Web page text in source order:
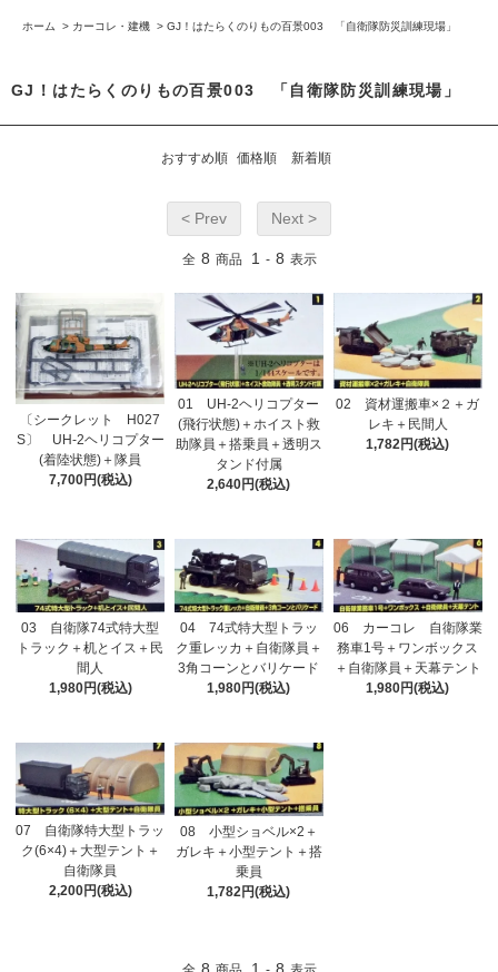
ホーム > カーコレ・建機 > GJ！はたらくのりもの百景003 「自衛隊防災訓練現場」
GJ！はたらくのりもの百景003 「自衛隊防災訓練現場」
おすすめ順 価格順 新着順
< Prev Next >
全 8 商品 1 - 8 表示
〔シークレット H027
S〕 UH-2ヘリコプター
(着陸状態)＋隊員
7,700円(税込)
01 UH-2ヘリコプター
(飛行状態)＋ホイスト救
助隊員＋搭乗員＋透明ス
タンド付属
2,640円(税込)
02 資材運搬車×２＋ガ
レキ＋民間人
1,782円(税込)
03 自衛隊74式特大型
トラック＋机とイス＋民
間人
1,980円(税込)
04 74式特大型トラッ
ク重レッカ＋自衛隊員＋
3角コーンとバリケード
1,980円(税込)
06 カーコレ 自衛隊業
務車1号＋ワンボックス
＋自衛隊員＋天幕テント
1,980円(税込)
07 自衛隊特大型トラッ
ク(6×4)＋大型テント＋
自衛隊員
2,200円(税込)
08 小型ショベル×2＋
ガレキ＋小型テント＋搭
乗員
1,782円(税込)